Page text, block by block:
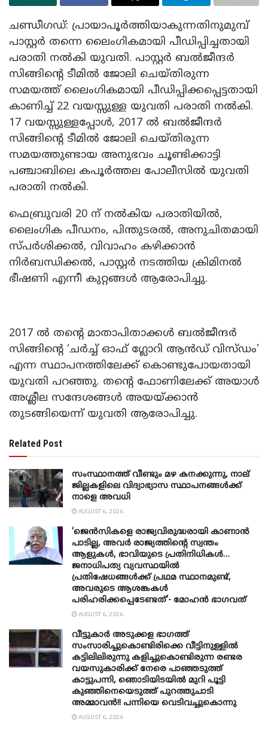
ചണ്ഡീഗഡ്: പ്രായാപൂര്‍ത്തിയാകുന്നതിനുമുമ്പ്
പാസ്റ്റര്‍ തന്നെ ലൈംഗികമായി പീഡിപ്പിച്ചതായി
പരാതി നല്‍കി യുവതി. പാസ്റ്റര്‍ ബല്‍ജീന്ദര്‍
സിങ്ങിന്റെ ടീമില്‍ ജോലി ചെയ്തിരുന്ന
സമയത്ത് ലൈംഗികമായി പീഡിപ്പിക്കപ്പെട്ടതായി
കാണിച്ച് 22 വയസ്സുള്ള യുവതി പരാതി നല്‍കി.
17 വയസ്സുള്ളപ്പോള്‍, 2017 ല്‍ ബല്‍ജീന്ദര്‍
സിങ്ങിന്റെ ടീമില്‍ ജോലി ചെയ്തിരുന്ന
സമയത്തുണ്ടായ അനുഭവം ചൂണ്ടിക്കാട്ടി
പഞ്ചാബിലെ കപൂര്‍ത്തല പോലീസില്‍ യുവതി
പരാതി നല്‍കി.
ഫെബ്രുവരി 20 ന് നല്‍കിയ പരാതിയില്‍,
ലൈംഗിക പീഡനം, പിന്തുടരല്‍, അനുചിതമായി
സ്പര്‍ശിക്കല്‍, വിവാഹം കഴിക്കാന്‍
നിര്‍ബന്ധിക്കല്‍, പാസ്റ്റര്‍ നടത്തിയ ക്രിമിനല്‍
ഭീഷണി എന്നീ കുറ്റങ്ങള്‍ ആരോപിച്ചു.
2017 ല്‍ തന്റെ മാതാപിതാക്കള്‍ ബല്‍ജീന്ദര്‍
സിങ്ങിന്റെ ‘ചര്‍ച്ച് ഓഫ് ഗ്ലോറി ആന്‍ഡ് വിസ്ഡം’
എന്ന സ്ഥാപനത്തിലേക്ക് കൊണ്ടുപോയതായി
യുവതി പറഞ്ഞു. തന്റെ ഫോണിലേക്ക് അയാള്‍
അശ്ലീല സന്ദേശങ്ങള്‍ അയയ്ക്കാന്‍
തുടങ്ങിയെന്ന് യുവതി ആരോപിച്ചു.
Related Post
സംസ്ഥാനത്ത് വീണ്ടും മഴ കനക്കുന്നു, നാല്
ജില്ലകളിലെ വിദ്യാഭ്യാസ സ്ഥാപനങ്ങൾക്ക്
നാളെ അവധി
AUGUST 6, 2026
‘ജെൻസികളെ രാജ്യവിരുദ്ധരായി കാണാൻ
പാടില്ല, അവർ രാജ്യത്തിന്റെ സ്വന്തം
ആളുകൾ, ഭാവിയുടെ പ്രതിനിധികൾ…
ജനാധിപത്യ വ്യവസ്ഥയിൽ
പ്രതിഷേധങ്ങൾക്ക് പ്രഥമ സ്ഥാനമുണ്ട്,
അവരുടെ ആശങ്കകൾ
പരിഹരിക്കപ്പെടേണ്ടത്’- മോഹൻ ഭാ​ഗവത്
AUGUST 6, 2026
വീട്ടുകാർ അ‌ടുക്കള ഭാ​ഗത്ത്
സംസാരിച്ചുകൊണ്ടിരിക്കെ വീട്ടിനുള്ളിൽ
കട്ടിലിലിരുന്നു കളിച്ചുകൊണ്ടിരുന്ന രണ്ടര
വയസുകാരിക്ക് നേരെ പാഞ്ഞടുത്ത്
കാട്ടുപന്നി, ‍ഞൊടിയി‌ടയിൽ മുറി പൂട്ടി
കുഞ്ഞിനെയെടുത്ത് പുറത്തുചാടി
അമ്മാവൻ!! പന്നിയെ വെടിവച്ചുകൊന്നു
AUGUST 6, 2026